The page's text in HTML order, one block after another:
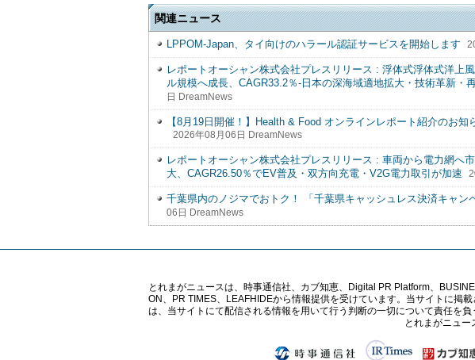
関連ニュース
LPPOM-Japan、タイ向けのハラール認証サービスを開始します
レポートオーシャン株式会社プレスリリース : 浮体式浮体式洋上
ル規模へ成長、CAGR33.2％-日本の深海域適地拡大・技術革新・
日 DreamNews
【8月19日開催！】Health & Food オンラインレポート紹介のお知
2026年08月06日 DreamNews
レポートオーシャン株式会社プレスリリース : 車両から電力網へ
大、CAGR26.50％でEV普及・双方向充電・V2G電力取引が加速
千葉県内のノジマでおトク！ 「千葉県キャッシュレス決済キャン
06日 DreamNews
とれまがニュースは、時事通信社、カブ知恵、Digital PR Platform、
ON、PR TIMES、LEAFHIDEから情報提供を受けています。当サイトに掲
は、当サイトにて配信される情報を用いて行う判断の一切について責任を負
とれまがニュー